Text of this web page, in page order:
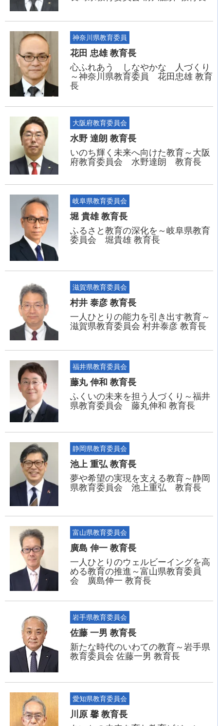
神奈川県教育委員
花田 忠雄 教育長
心ふれあう しなやかな 人づくり
～神奈川県教育委員 花田忠雄 教育
長
大阪府教育委員会
水野 達朗 教育長
いのち輝く未来へ向けた教育～大阪
府教育委員会 水野達朗 教育長
岐阜県教育委員会
堀 貴雄 教育長
ふるさと教育の深化を～岐阜県教育
委員会 堀貴雄 教育長
滋賀県教育委員会
村井 泰彦 教育長
一人ひとりの能力を引き出す教育～
滋賀県教育委員会 村井泰彦 教育長
福井県教育委員会
藤丸 伸和 教育長
ふくいの未来を担う人づくり～福井
県教育委員会 藤丸伸和 教育長
静岡県教育委員会
池上 重弘 教育長
夢や希望の実現を支える教育～静岡
県教育委員会 池上重弘 教育長
富山県教育委員会
廣島 伸一 教育長
一人ひとりのウェルビーイングを高
める教育の推進～富山県教育委員
会 廣島伸一 教育長
岩手県教育委員会
佐藤 一男 教育長
新たな時代のいわての教育～岩手県
教育委員会 佐藤一男 教育長
愛知県教育委員会
川原 馨 教育長